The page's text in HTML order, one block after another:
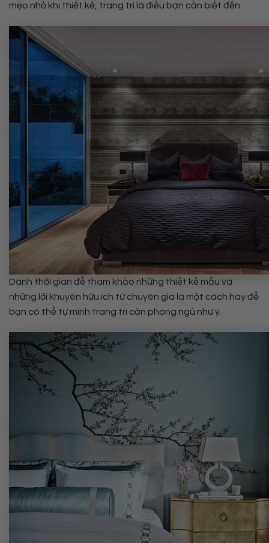
mẹo nhỏ khi thiết kế, trang trí là điều bạn cần biết đến.
Dành thời gian để tham khảo những thiết kế mẫu và
những lời khuyên hữu ích từ chuyên gia là một cách hay để
bạn có thể tự mình trang trí căn phòng ngủ như ý.